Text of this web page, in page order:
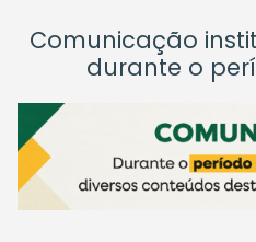
Comunicação
durante o